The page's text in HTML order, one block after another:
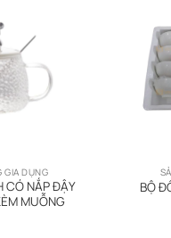
GIA DỤNG
CÓ NẮP ĐẬY
MUỖNG
BỘ